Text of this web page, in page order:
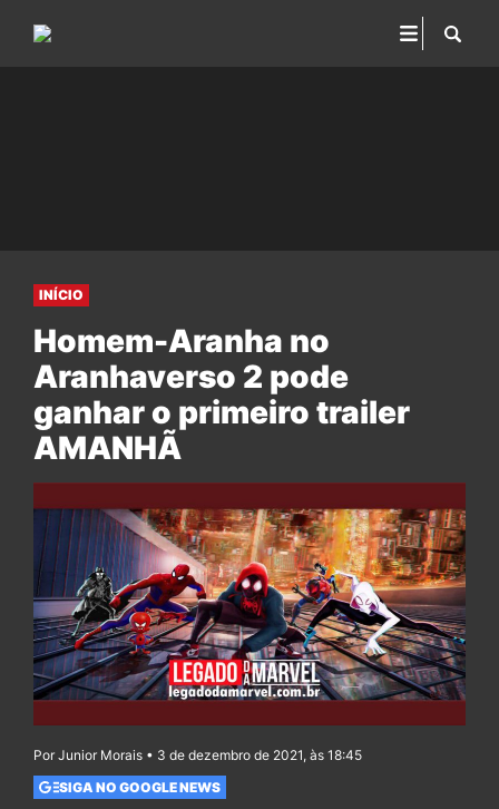
INÍCIO
Homem-Aranha no
Aranhaverso 2 pode
ganhar o primeiro trailer
AMANHÃ
Por Junior Morais • 3 de dezembro de 2021, às 18:45
SIGA NO GOOGLE NEWS